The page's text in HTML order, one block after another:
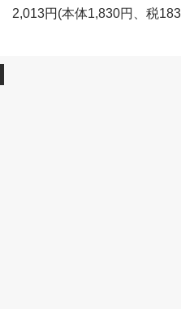
2,013円(本体1,830円、税